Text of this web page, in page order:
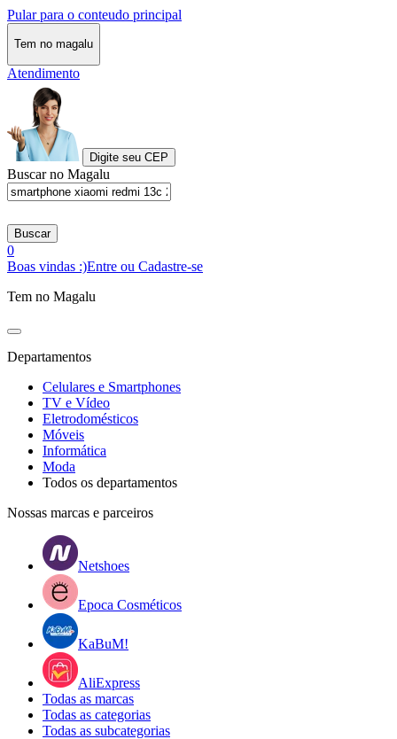
Pular para o conteudo principal
Tem no magalu
Atendimento
Digite seu CEP
Buscar no Magalu
Buscar
0
Boas vindas :)Entre ou Cadastre-se
Tem no Magalu
Departamentos
Celulares e Smartphones
TV e Vídeo
Eletrodomésticos
Móveis
Informática
Moda
Todos os departamentos
Nossas marcas e parceiros
Netshoes
Epoca Cosméticos
KaBuM!
AliExpress
Todas as marcas
Todas as categorias
Todas as subcategorias